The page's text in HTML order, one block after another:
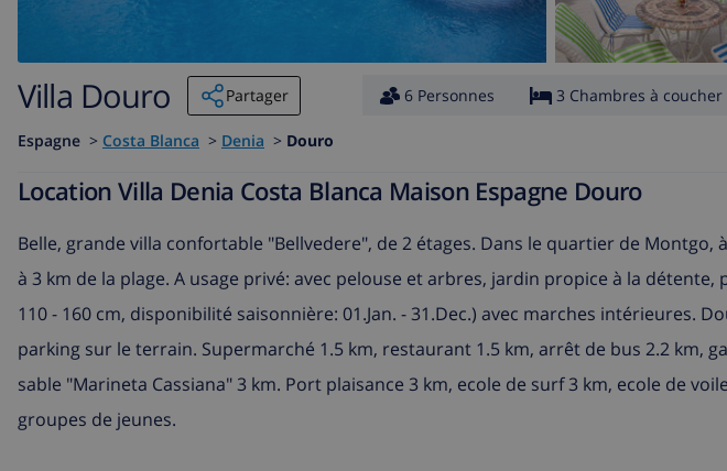
Villa Douro Partager 6 Personnes 3 Chambres à coucher
Espagne > Costa Blanca > Denia > Douro
Location Villa Denia Costa Blanca Maison Espagne Douro
Belle, grande villa confortable "Bellvedere", de 2 étages. Dans le quartier de Montgo,
à 3 km de la plage. A usage privé: avec pelouse et arbres, jardin propice à la
110 - 160 cm, disponibilité saisonnière: 01.Jan. - 31.Dec.) avec marches intérieures.
parking sur le terrain. Supermarché 1.5 km, restaurant 1.5 km, arrêt de bus 2.2 km,
sable "Marineta Cassiana" 3 km. Port plaisance 3 km, ecole de surf 3 km, ecole de
groupes de jeunes.